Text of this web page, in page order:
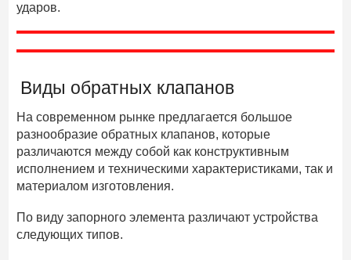
ударов.
Виды обратных клапанов
На современном рынке предлагается большое
разнообразие обратных клапанов, которые
различаются между собой как конструктивным
исполнением и техническими характеристиками, так и
материалом изготовления.
По виду запорного элемента различают устройства
следующих типов.